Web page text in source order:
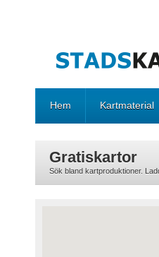
Hem Kartmaterial
Gratiskartor
Sök bland kartproduktioner.